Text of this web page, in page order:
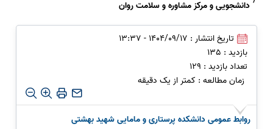
دانشجویی و مرکز مشاوره و سلامت روان
تاریخ انتشار : 1404/09/17 - 13:37
بازدید : 135
تعداد بازدید : 129
زمان مطالعه : کمتر از یک دقیقه
روابط عمومی دانشکده پرستاری و مامایی شهید بهشتی